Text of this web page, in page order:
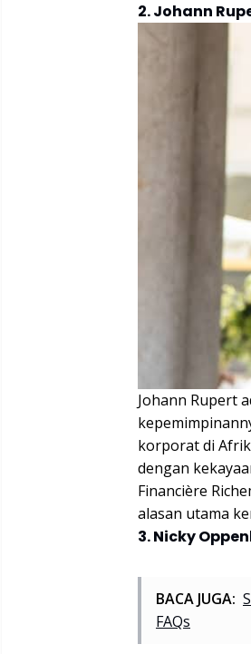
2. Johann
Johann Rupert
korporat di
dengan
Financière
alasan utama
3. Nicky
BACA JUGA:
FAQs